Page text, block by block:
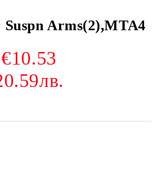
Suspn Arms(2),MTA4
€10.53